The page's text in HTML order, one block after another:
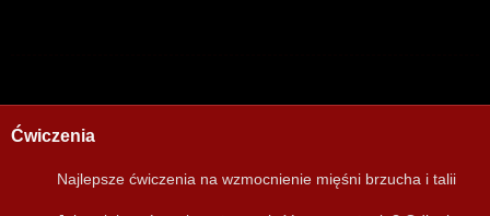
Ćwiczenia
Najlepsze ćwiczenia na wzmocnienie mięśni brzucha i talii